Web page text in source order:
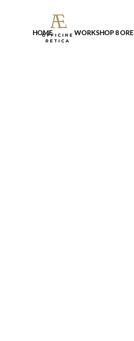
HOME WORKSHOP 8 ORE